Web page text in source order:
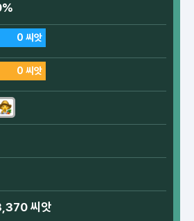
0 씨앗
0 씨앗
씨앗